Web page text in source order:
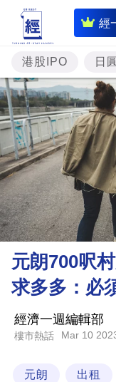
經
即
時
財
經
專
題
投
資
樓
市
理
財
商
業
科
港股IPO 日圓
元朗700呎
求多多：必
經濟一週編輯部
樓市熱話 Mar 10
元朗 出租